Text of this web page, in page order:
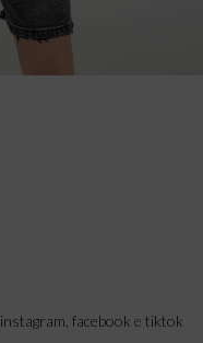
instagram facebook e tiktok